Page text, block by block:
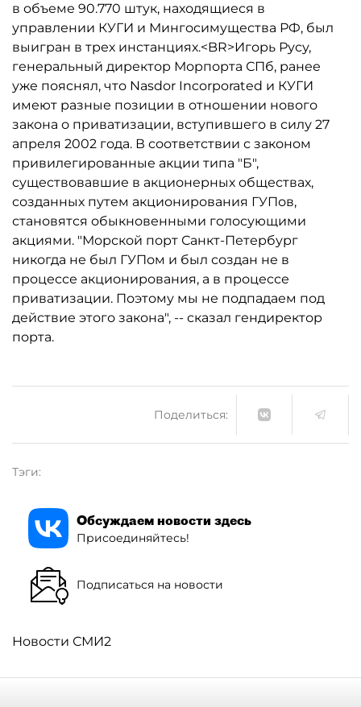
в объеме 90.770 штук, находящиеся в
управлении КУГИ и Мингосимущества РФ, был
выигран в трех инстанциях.<BR>Игорь Русу,
генеральный директор Морпорта СПб, ранее
уже пояснял, что Nasdor Incorporated и КУГИ
имеют разные позиции в отношении нового
закона о приватизации, вступившего в силу 27
апреля 2002 года. В соответствии с законом
привилегированные акции типа "Б",
существовавшие в акционерных обществах,
созданных путем акционирования ГУПов,
становятся обыкновенными голосующими
акциями. "Морской порт Санкт-Петербург
никогда не был ГУПом и был создан не в
процессе акционирования, а в процессе
приватизации. Поэтому мы не подпадаем под
действие этого закона", -- сказал гендиректор
порта.
Поделиться:
Тэги:
Обсуждаем новости здесь
Присоединяйтесь!
Подписаться на новости
Новости СМИ2